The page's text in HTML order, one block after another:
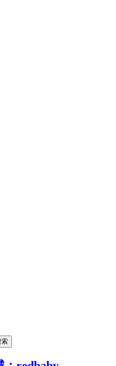
索